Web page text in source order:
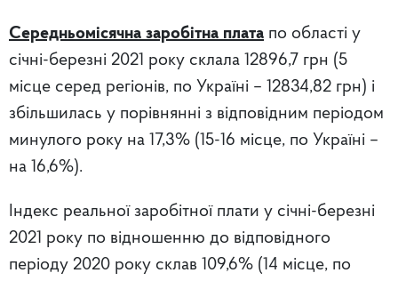
Середньомісячна заробітна плата по області у
січні-березні 2021 року склала 12896,7 грн (5
місце серед регіонів, по Україні – 12834,82 грн) і
збільшилась у порівнянні з відповідним періодом
минулого року на 17,3% (15-16 місце, по Україні –
на 16,6%).
Індекс реальної заробітної плати у січні-березні
2021 року по відношенню до відповідного
періоду 2020 року склав 109,6% (14 місце, по